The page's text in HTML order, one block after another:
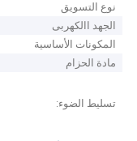
نوع التسويق
الجهد االكهربى
المكونات الأساسية
مادة الحزام
تسليط الضوء: